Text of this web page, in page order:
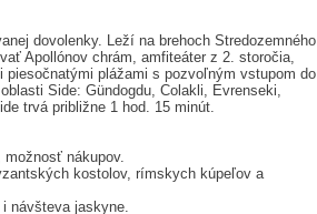
dovolenky. Leží na brehoch Stredozemného
Apollónov chrám, amfiteáter z 2. storočia,
pláža­mi s pozvoľným vstupom do
Side: Gündogdu, Colakli, Evrenseki,
trvá približne 1 hod. 15 minút.
nákupov.
kostolov, rímskych kúpeľov a
návšteva jaskyne.